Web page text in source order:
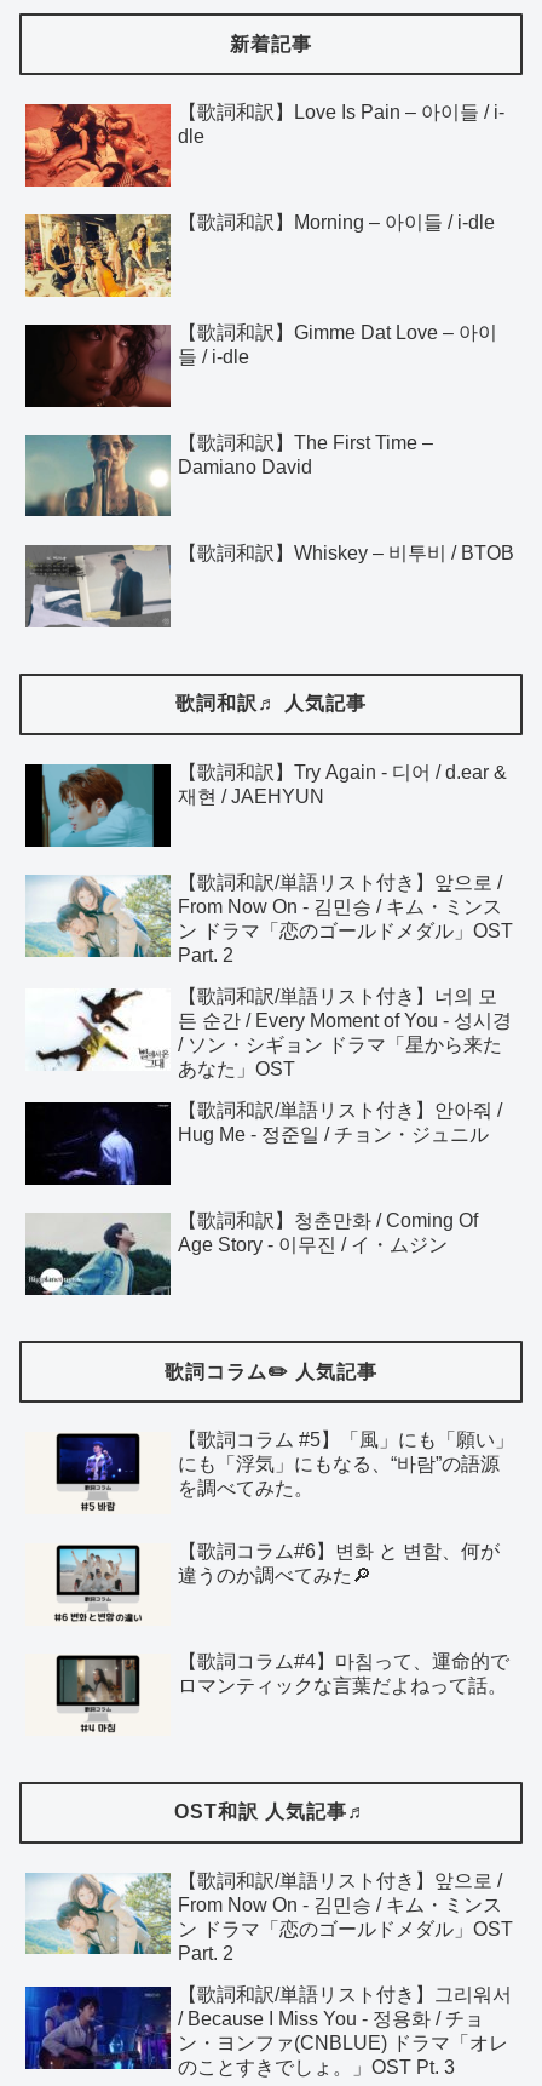
新着記事
【歌詞和訳】Love Is Pain – 아이들 / i-
dle
【歌詞和訳】Morning – 아이들 / i-dle
【歌詞和訳】Gimme Dat Love – 아이
들 / i-dle
【歌詞和訳】The First Time –
Damiano David
【歌詞和訳】Whiskey – 비투비 / BTOB
歌詞和訳♬ 人気記事
【歌詞和訳】Try Again - 디어 / d.ear &
재현 / JAEHYUN
【歌詞和訳/単語リスト付き】앞으로 /
From Now On - 김민승 / キム・ミンス
ン ドラマ「恋のゴールドメダル」OST
Part. 2
【歌詞和訳/単語リスト付き】너의 모
든 순간 / Every Moment of You - 성시경
/ ソン・シギョン ドラマ「星から来た
あなた」OST
【歌詞和訳/単語リスト付き】안아줘 /
Hug Me - 정준일 / チョン・ジュニル
【歌詞和訳】청춘만화 / Coming Of
Age Story - 이무진 / イ・ムジン
歌詞コラム✏️ 人気記事
【歌詞コラム #5】「風」にも「願い」
にも「浮気」にもなる、“바람”の語源
を調べてみた。
【歌詞コラム#6】변화 と 변함、何が
違うのか調べてみた🔎
【歌詞コラム#4】마침って、運命的で
ロマンティックな言葉だよねって話。
OST和訳 人気記事♬
【歌詞和訳/単語リスト付き】앞으로 /
From Now On - 김민승 / キム・ミンス
ン ドラマ「恋のゴールドメダル」OST
Part. 2
【歌詞和訳/単語リスト付き】그리워서
/ Because I Miss You - 정용화 / チョ
ン・ヨンファ(CNBLUE) ドラマ「オレ
のことすきでしょ。」OST Pt. 3